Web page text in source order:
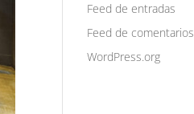
Feed de entradas
Feed de comentarios
WordPress.org